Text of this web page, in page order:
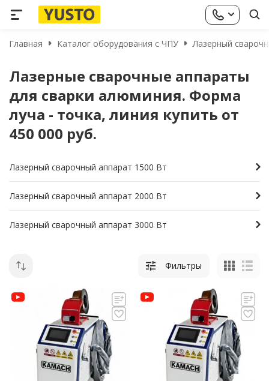
Главная Каталог оборудования с ЧПУ Лазерный
Лазерные сварочные аппараты
для сварки алюминия. Форма
луча - точка, линия купить от
450 000 руб.
Лазерный сварочный аппарат 1500 Вт
Лазерный сварочный аппарат 2000 Вт
Лазерный сварочный аппарат 3000 Вт
Фильтры